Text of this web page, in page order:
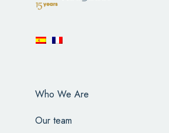
Who We Are
Our team